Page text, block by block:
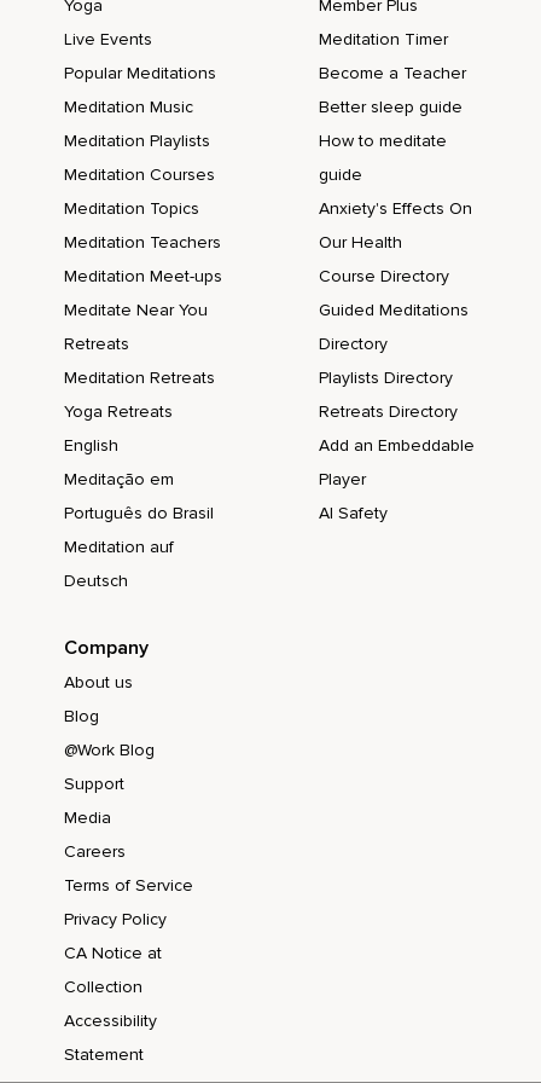
Al final de la inhalación,
Mantén por un momento el aire.
Visualizando y sintiendo que la intensidad de esas
emociones difíciles empieza a reducirse.
Puedes decir,
Exhalo y dejo que mi corazón se relaje.
Al final de la exhalación,
Haz una breve pausa y descansa en la apertura de esta
pausa.
Repite esto dos veces más,
Manteniéndote conectado a tu respiración.
Ahora,
Por un momento,
Mente y corazón como un todo.
Descansa en esta experiencia hasta que suene la
campana.
Yoga
Live Events
Popular Meditations
Meditation Music
Meditation Playlists
Meditation Courses
Meditation Topics
Meditation Teachers
Meditation Meet-ups
Meditate Near You
Retreats
Meditation Retreats
Yoga Retreats
English
Meditação em
Português do Brasil
Meditation auf
Deutsch
Member Plus
Meditation Timer
Become a Teacher
Better sleep guide
How to meditate
guide
Anxiety's Effects On
Our Health
Course Directory
Guided Meditations
Directory
Playlists Directory
Retreats Directory
Add an Embeddable
Player
AI Safety
Company
About us
Blog
@Work Blog
Support
Media
Careers
Terms of Service
Privacy Policy
CA Notice at
Collection
Accessibility
Statement